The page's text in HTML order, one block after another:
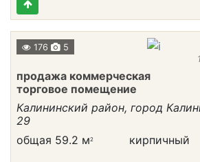
176
5
продажа коммерческая
торговое помещение
Калининский район, город
29
общая 59.2 м2 кирпичный